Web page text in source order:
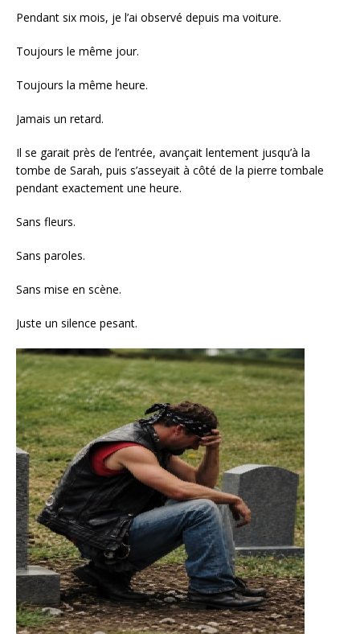
Pendant six mois, je l’ai observé depuis ma voiture.
Toujours le même jour.
Toujours la même heure.
Jamais un retard.
Il se garait près de l’entrée, avançait lentement jusqu’à la
tombe de Sarah, puis s’asseyait à côté de la pierre tombale
pendant exactement une heure.
Sans fleurs.
Sans paroles.
Sans mise en scène.
Juste un silence pesant.